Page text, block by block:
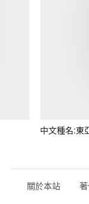
中文種名:東
關於本站